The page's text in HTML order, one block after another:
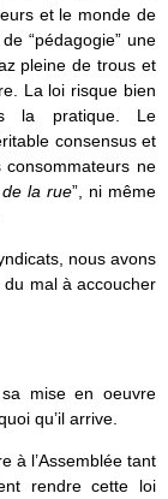
et le monde de
“pédagogie” une
pleine de trous et
La loi risque bien
la pratique. Le
consensus et
ne
la rue”, ni même
nous avons
mal à accoucher
mise en oeuvre
qu’il arrive.
à l’Assemblée tant
rendre cette loi